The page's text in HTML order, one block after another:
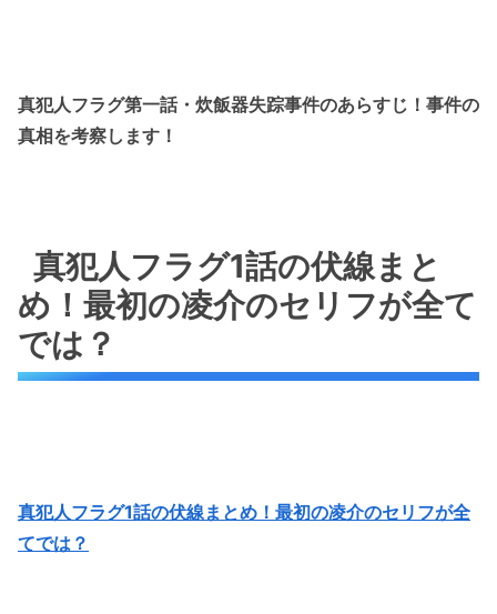
真犯人フラグ第一話・炊飯器失踪事件のあらすじ！事件の
真相を考察します！
真犯人フラグ1話の伏線まと
め！最初の凌介のセリフが全て
では？
真犯人フラグ1話の伏線まとめ！最初の凌介のセリフが全
てでは？